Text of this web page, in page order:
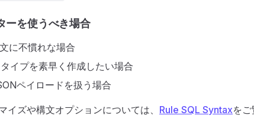
ーを使うべき場合
に不慣れな場合
イプを素早く作成したい場合
ペイロードを扱う場合
イズや構文オプションについては、 Rule SQL Syntaxをご